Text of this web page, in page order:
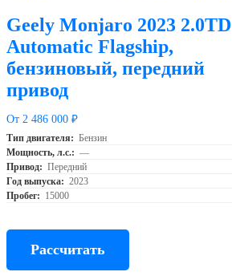
Geely Monjaro 2023 2.0TD
Automatic Flagship,
бензиновый, передний
привод
От 2 486 000 ₽
Тип двигателя: Бензин
Мощность, л.с.: —
Привод: Передний
Год выпуска: 2023
Пробег: 15000
Рассчитать